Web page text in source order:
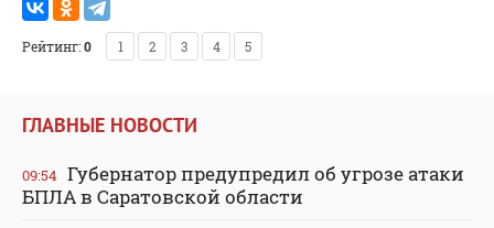
Рейтинг:0 1 2 3 4 5
ГЛАВНЫЕ НОВОСТИ
09:54 Губернатор предупредил об угрозе атаки
БПЛА в Саратовской области